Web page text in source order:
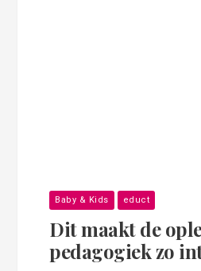
Baby & Kids educt
Dit maakt de
pedagogiek zo